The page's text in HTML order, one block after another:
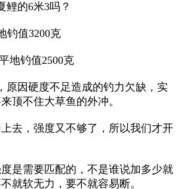
鲤的6米3吗？
钓值3200克
地钓值2500克
原因硬度不足造成的钓力欠缺，实
顶不住大草鱼的外冲。
去，强度又不够了，所以我们才开
是需要匹配的，不是谁说加多少就
就软无力，要不就容易断。